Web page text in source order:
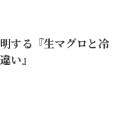
する『生マグロと冷
い』